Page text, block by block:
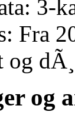
3-
Fra
og
og